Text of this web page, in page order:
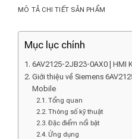
MÔ TẢ CHI TIẾT SẢN PHẨM
Mục lục chính
6AV2125-2JB23-0AX0 | HMI
Giới thiệu về Siemens
Mobile
Tổng quan
Thông số kỹ thuật
Đặc điểm nổi bật
Ứng dụng